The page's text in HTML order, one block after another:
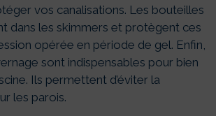
vos canalisations. Les bouteilles
dans les skimmers et protègent ces
opérée en période de gel. Enfin,
sont indispensables pour bien
Ils permettent d’éviter la
les parois.